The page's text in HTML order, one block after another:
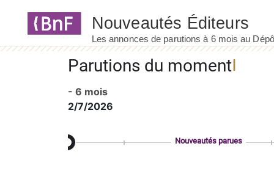
Parutions du moment
- 6 mois
2/7/2026
Nouveautés parues